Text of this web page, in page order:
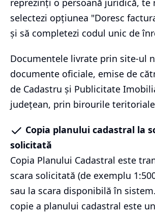
reprezinți o persoană juridică, te
selectezi opțiunea "Doresc
și să completezi codul unic de
Documentele livrate prin site-ul
documente oficiale, emise de
de Cadastru și Publicitate
județean, prin birourile
Copia planului cadastral la
solicitată
Copia Planului Cadastral este
scara solicitată (de exemplu
sau la scara disponibilă în
copie a planului cadastral este un